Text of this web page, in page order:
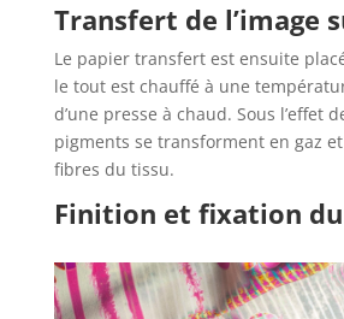
Transfert de l’image
Le papier transfert est ensuite
le tout est chauffé à une
d’une presse à chaud. Sous l’effet
pigments se transforment en gaz
fibres du tissu.
Finition et fixation